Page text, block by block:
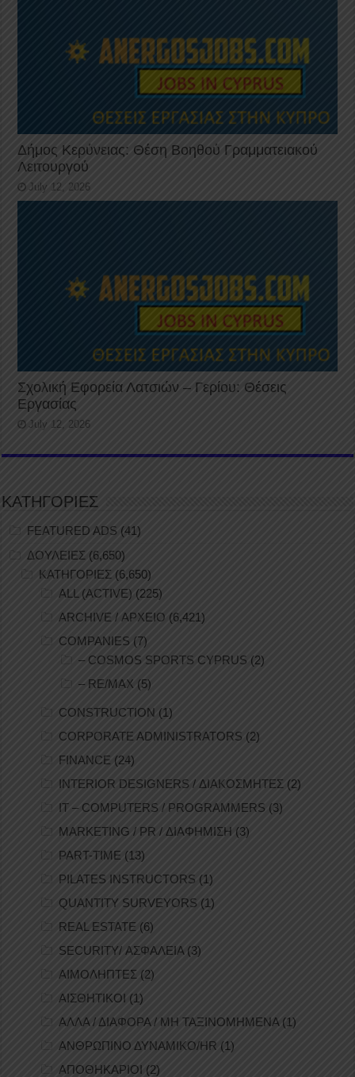
Δήμος Κερύνειας: Θέση Βοηθού Γραμματειακού
Λειτουργού
July 12, 2026
Σχολική Εφορεία Λατσιών – Γερίου: Θέσεις
Εργασίας
July 12, 2026
ΚΑΤΗΓΟΡΙΕΣ
FEATURED ADS (41)
ΔΟΥΛΕΙΕΣ (6,650)
ΚΑΤΗΓΟΡΙΕΣ (6,650)
ALL (ACTIVE) (225)
ARCHIVE / ΑΡΧΕΙΟ (6,421)
COMPANIES (7)
– COSMOS SPORTS CYPRUS (2)
– RE/MAX (5)
CONSTRUCTION (1)
CORPORATE ADMINISTRATORS (2)
FINANCE (24)
INTERIOR DESIGNERS / ΔΙΑΚΟΣΜΗΤΕΣ (2)
IT – COMPUTERS / PROGRAMMERS (3)
MARKETING / PR / ΔΙΑΦΗΜΙΣΗ (3)
PART-TIME (13)
PILATES INSTRUCTORS (1)
QUANTITY SURVEYORS (1)
REAL ESTATE (6)
SECURITY/ ΑΣΦΑΛΕΙΑ(3)
ΑΙΜΟΛΗΠΤΕΣ (2)
ΑΙΣΘΗΤΙΚΟΙ (1)
ΑΛΛΑ / ΔΙΑΦΟΡΑ / ΜΗ ΤΑΞΙΝΟΜΗΜΕΝΑ(1)
ΑΝΘΡΩΠΙΝΟ ΔΥΝΑΜΙΚΟ/HR (1)
ΑΠΟΘΗΚΑΡΙΟΙ (2)